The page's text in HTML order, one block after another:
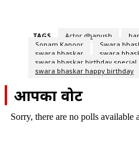
TAGS Actor dhanush
Sonam Kapoor
Swara
swara bhaskar
swara
swara bhaskar birthday special
swara bhaskar happy birthday
आपका वोट
Sorry, there are no polls available